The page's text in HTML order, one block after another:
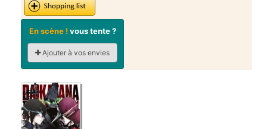
En scène !vous tente ?
Ajouter à vos envies